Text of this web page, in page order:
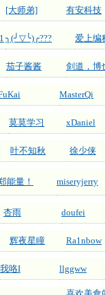
[大师弟] 有安科技
╮(╯▽╰)╭??? 爱上编
茄子酱酱 剑道，博
MasterQi
莫莫学习 xDaniel
叶不知秋 徐少侠
能量！ miseryjerry
杏雨 doufei
辉夜星瞳 Ra1nbow
我咯I llggww